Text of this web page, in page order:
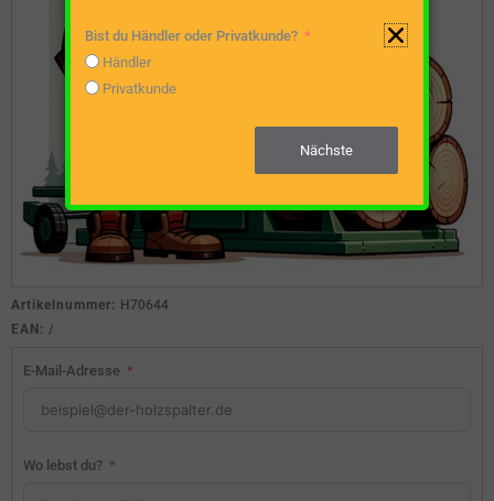
Artikelnummer: H70644
EAN: /
E-Mail-Adresse
Wo lebst du?
Bist du Händler oder Privatkunde?
Händler
Privatkunde
Nächste